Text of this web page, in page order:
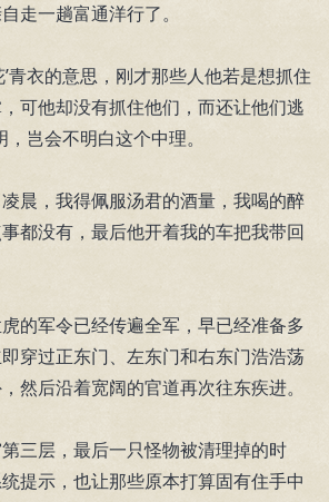
走一趟富通洋行了。
青衣的意思，刚才那些人他若是想抓住
可他却没有抓住他们，而还让他们逃
，岂会不明白这个中理。
晨，我得佩服汤君的酒量，我喝的醉
都没有，最后他开着我的车把我带回
的军令已经传遍全军，早已经准备多
穿过正东门、左东门和右东门浩浩荡
然后沿着宽阔的官道再次往东疾进。
三层，最后一只怪物被清理掉的时
提示，也让那些原本打算固有住手中